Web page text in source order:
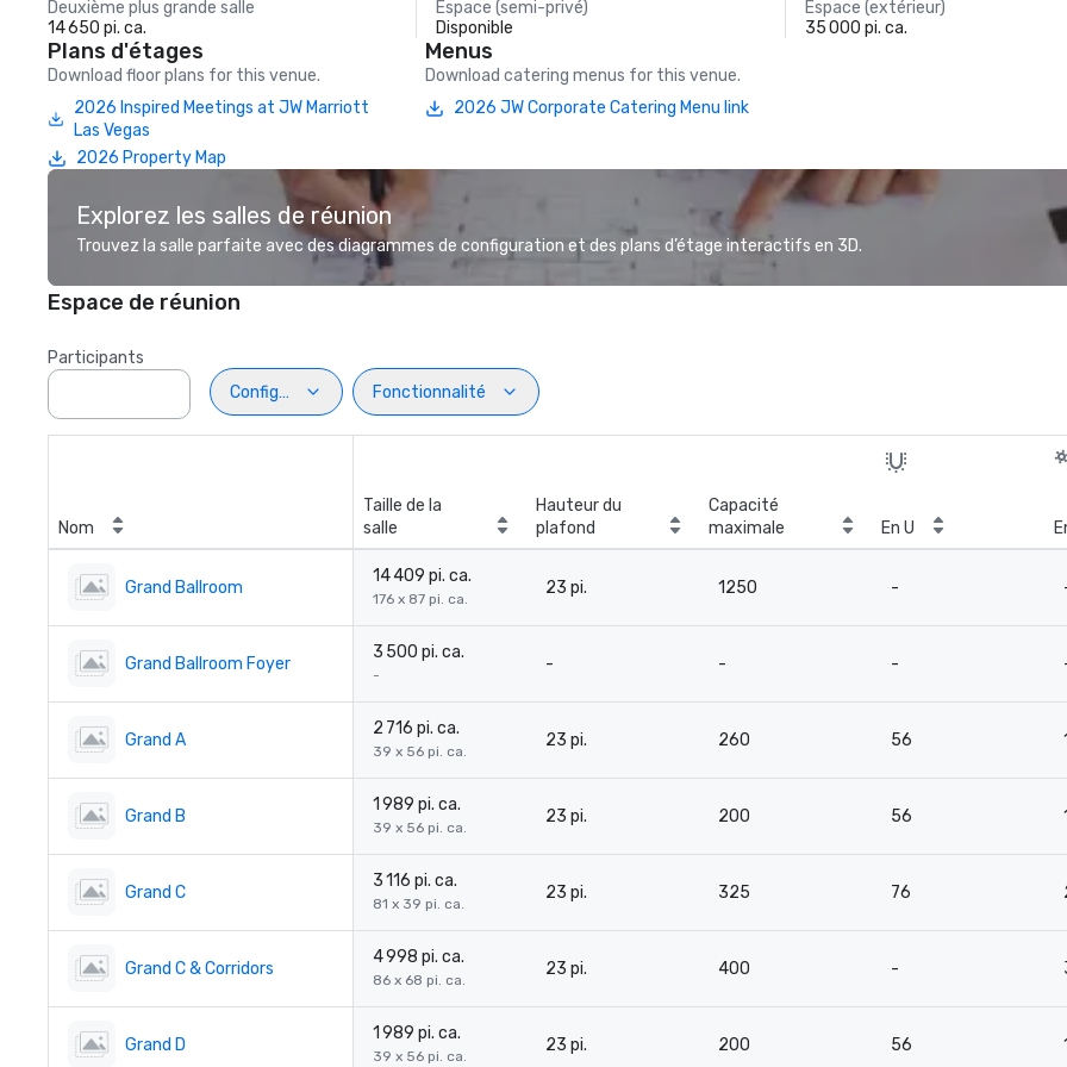
Deuxième plus grande salle
14 650 pi. ca.
Espace (semi-privé)
Disponible
Espace (extérieur)
35 000 pi. ca.
Plans d'étages
Download floor plans for this venue.
2026 Inspired Meetings at JW Marriott
Las Vegas
2026 Property Map
Menus
Download catering menus for this venue.
2026 JW Corporate Catering Menu link
Explorez les salles de réunion
Trouvez la salle parfaite avec des diagrammes de configuration et des plans d’étage interactifs en 3D.
Espace de réunion
Participants
Configuration
Fonctionnalité
Nom
Taille de la
salle
Hauteur du
plafond
Capacité
maximale
En U
Grand Ballroom
14 409 pi. ca.
176 x 87 pi. ca.
23 pi. 1250 -
Grand Ballroom Foyer
3 500 pi. ca.
-
- - -
Grand A
2 716 pi. ca.
39 x 56 pi. ca.
23 pi. 260 56
Grand B
1 989 pi. ca.
39 x 56 pi. ca.
23 pi. 200 56
Grand C
3 116 pi. ca.
81 x 39 pi. ca.
23 pi. 325 76
Grand C & Corridors
4 998 pi. ca.
86 x 68 pi. ca.
23 pi. 400 -
Grand D
1 989 pi. ca.
39 x 56 pi. ca.
23 pi. 200 56